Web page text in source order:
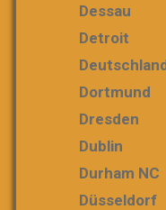
Dessau
Detroit
Dortmund
Dresden
Dublin
Durham NC
Düsseldorf